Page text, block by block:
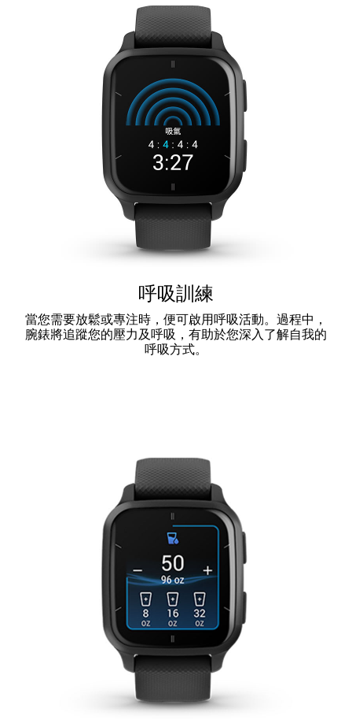
呼吸訓練
當您需要放鬆或專注時，便可啟用呼吸活動。過程中，
腕錶將追蹤您的壓力及呼吸，有助於您深入了解自我的
呼吸方式。